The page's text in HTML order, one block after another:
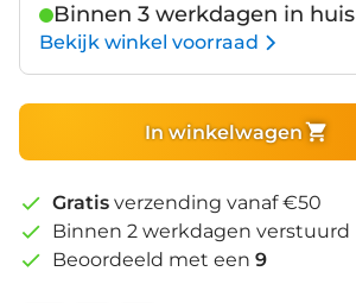
Binnen 3 werkdagen in huis
Bekijk winkel voorraad
In winkelwagen
Gratis verzending vanaf €50
Binnen 2 werkdagen verstuurd
Beoordeeld met een 9